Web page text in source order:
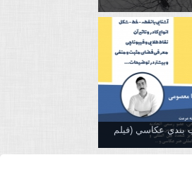
بندي عكاسي (فیلم